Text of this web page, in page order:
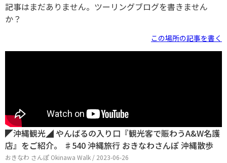
記事はまだありません。ツーリングブログを書きません
か？
この場所の記事を書く
◤沖縄観光◢ やんばるの入り口『観光客で賑わうA&W名護
店』をご紹介。 ♯540 沖縄旅行 おきなわさんぽ 沖縄散歩
おきなわ さんぽ Okinawa Walk / 2023-06-26